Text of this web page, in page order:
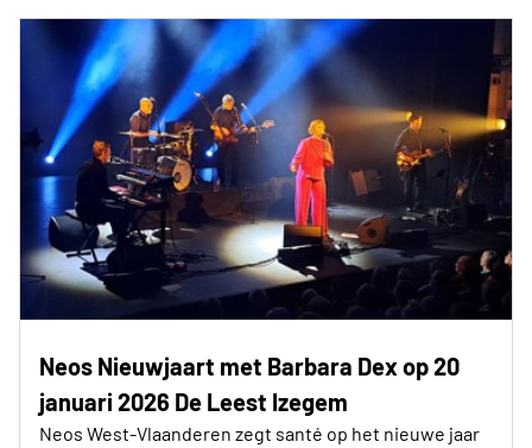
Neos Nieuwjaart met Barbara Dex op 20
januari 2026 De Leest Izegem
Neos West-Vlaanderen zegt santé op het nieuwe jaar